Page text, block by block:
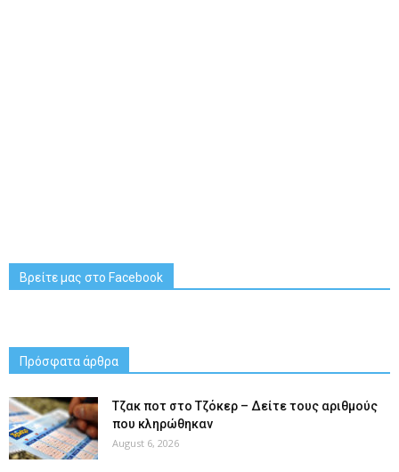
Βρείτε μας στο Facebook
Πρόσφατα άρθρα
Tζακ ποτ στο Τζόκερ – Δείτε τους αριθμούς
που κληρώθηκαν
August 6, 2026